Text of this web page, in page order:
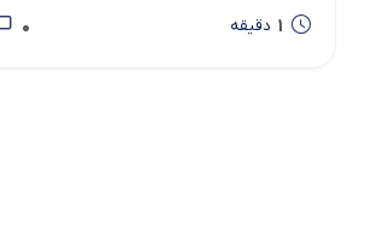
1 دقیقه 0